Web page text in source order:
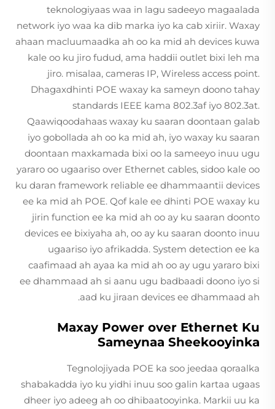
teknologiyaas waa in lagu sadeeyo magaalada
network iyo waa ka dib marka iyo ka cab xiriir. Waxay
ahaan macluumaadka ah oo ka mid ah devices kuwa
kale oo ku jiro fudud, ama haddii outlet bixi leh ma
jiro. misalaa, cameras IP, Wireless access point.
Dhagaxdhinti POE waxay ka sameyn doono tahay
standards IEEE kama 802.3af iyo 802.3at.
Qaawiqoodahaas waxay ku saaran doontaan galab
iyo gobollada ah oo ka mid ah, iyo waxay ku saaran
doontaan maxkamada bixi oo la sameeyo inuu ugu
yararo oo ugaariso over Ethernet cables, sidoo kale oo
ku daran framework reliable ee dhammaantii devices
ee ka mid ah POE. Qof kale ee dhinti POE waxay ku
jirin function ee ka mid ah oo ay ku saaran doonto
devices ee bixiyaha ah, oo ay ku saaran doonto inuu
ugaariso iyo afrikadda. System detection ee ka
caafimaad ah ayaa ka mid ah oo ay ugu yararo bixi
ee dhammaad ah si aanu ugu badbaadi doono iyo si
aad ku jiraan devices ee dhammaad ah.
Maxay Power over Ethernet Ku
Sameynaa Sheekooyinka
Tegnolojiyada POE ka soo jeedaa qoraalka
shabakadda iyo ku yidhi inuu soo galin kartaa ugaas
dheer iyo adeeg ah oo dhibaatooyinka. Markii uu ka